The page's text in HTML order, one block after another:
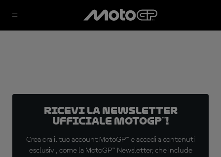
Ricevi la newsletter
ufficiale MotoGP™!
Crea ora il tuo account MotoGP™ e accedi a contenuti
esclusivi, come la MotoGP™ Newsletter, che include